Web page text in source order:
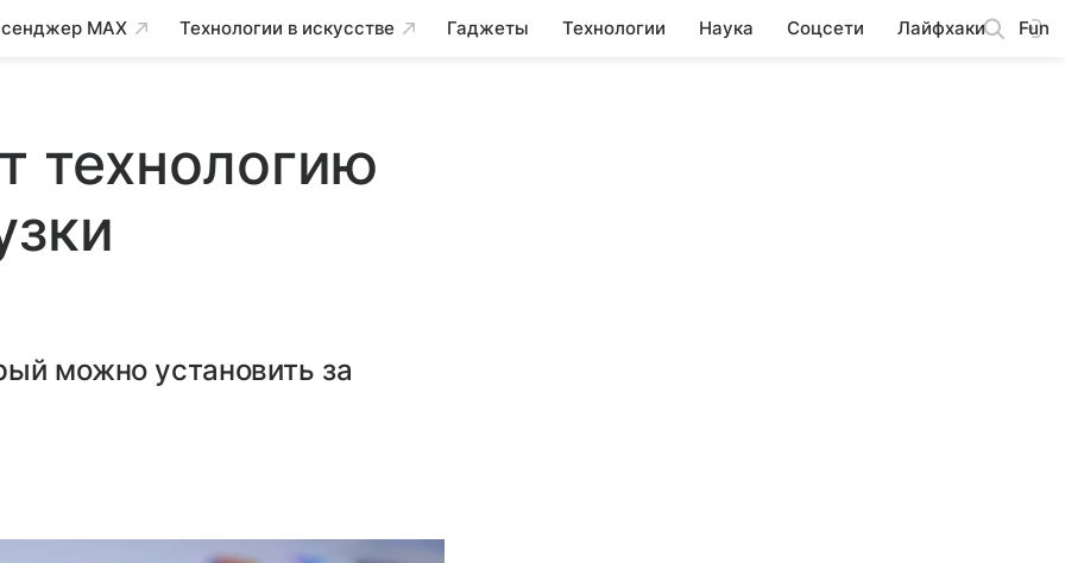
MAX Технологии в искусстве Гаджеты Технологии Наука Соцсети Лайфхаки Fun
технологию
можно установить за